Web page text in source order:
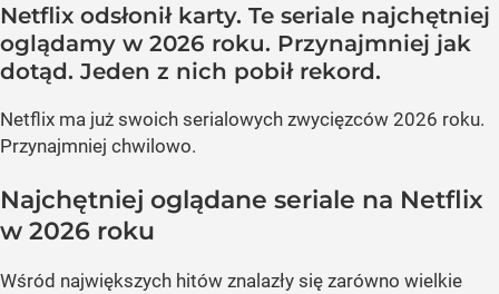
Netflix odsłonił karty. Te seriale najchętniej
oglądamy w 2026 roku. Przynajmniej jak
dotąd. Jeden z nich pobił rekord.
Netflix ma już swoich serialowych zwycięzców 2026 roku.
Przynajmniej chwilowo.
Najchętniej oglądane seriale na Netflix
w 2026 roku
Wśród największych hitów znalazły się zarówno wielkie